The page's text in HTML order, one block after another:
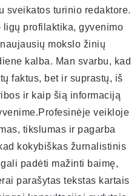
sveikatos turinio redaktore.
ligų profilaktika, gyvenimo
mokslo žinių
kalba. Man svarbu, kad
faktus, bet ir suprastų, iš
ir kaip šią informaciją
veikloje
tikslumas ir pagarba
kokybiškas žurnalistinis
padėti mažinti baimę,
parašytas tekstas kartais